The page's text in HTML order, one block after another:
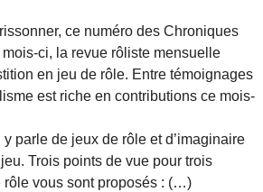
ce numéro des Chroniques
ci, la revue rôliste mensuelle
en jeu de rôle. Entre témoignages
est riche en contributions ce mois-
parle de jeux de rôle et d’imaginaire
Trois points de vue pour trois
rôle vous sont proposés : (…)